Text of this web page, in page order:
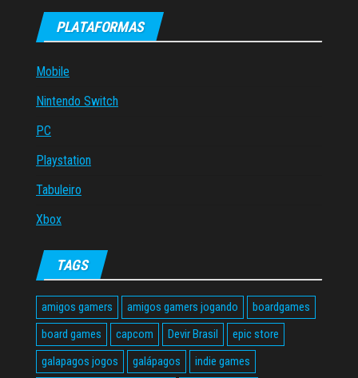
PLATAFORMAS
Mobile
Nintendo Switch
PC
Playstation
Tabuleiro
Xbox
TAGS
amigos gamers amigos gamers jogando
boardgames
board games
capcom Devir Brasil
epic store
galapagos jogos
galápagos
indie games